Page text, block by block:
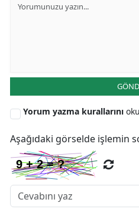
Yorum yazma kurallarını
Aşağıdaki görselde işlemin